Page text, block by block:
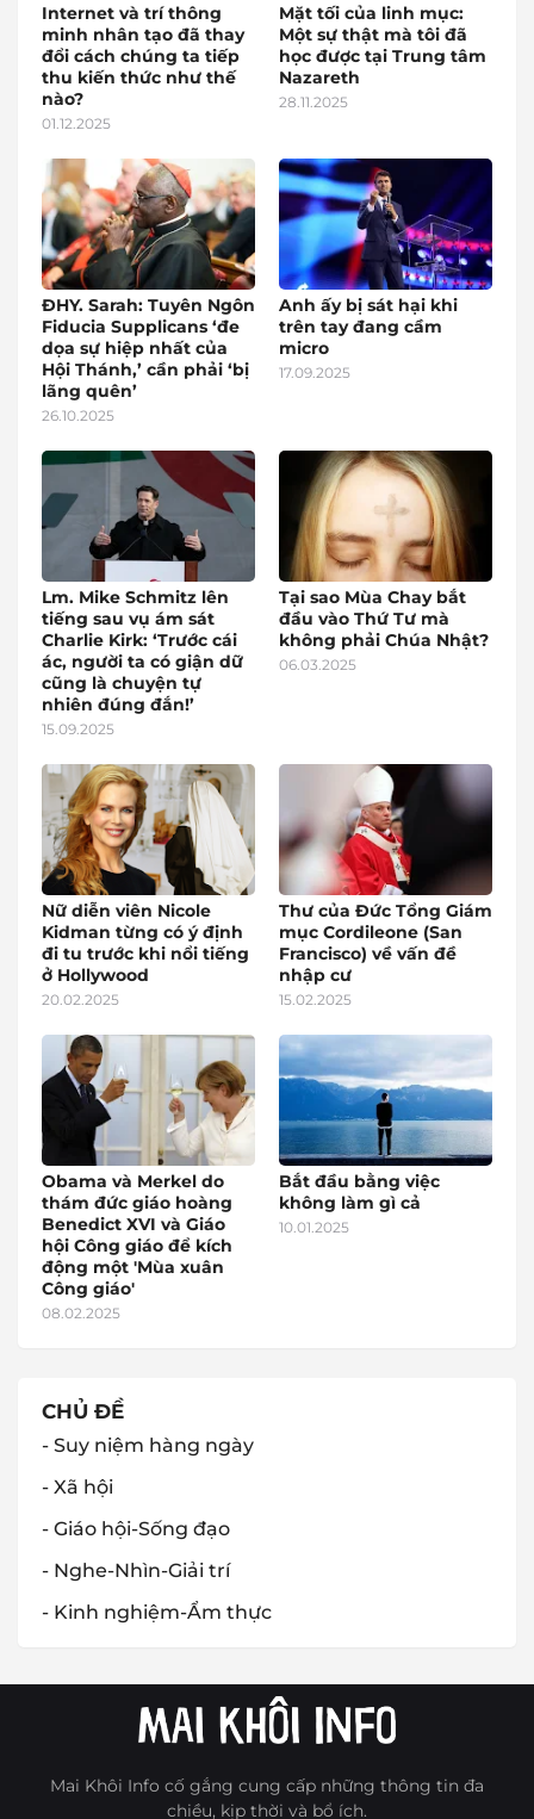
Internet và trí thông
minh nhân tạo đã thay
đổi cách chúng ta tiếp
thu kiến thức như thế
nào?
01.12.2025
Mặt tối của linh mục:
Một sự thật mà tôi đã
học được tại Trung tâm
Nazareth
28.11.2025
ĐHY. Sarah: Tuyên Ngôn
Fiducia Supplicans ‘đe
dọa sự hiệp nhất của
Hội Thánh,’ cần phải ‘bị
lãng quên’
26.10.2025
Anh ấy bị sát hại khi
trên tay đang cầm
micro
17.09.2025
Lm. Mike Schmitz lên
tiếng sau vụ ám sát
Charlie Kirk: ‘Trước cái
ác, người ta có giận dữ
cũng là chuyện tự
nhiên đúng đắn!’
15.09.2025
Tại sao Mùa Chay bắt
đầu vào Thứ Tư mà
không phải Chúa Nhật?
06.03.2025
Nữ diễn viên Nicole
Kidman từng có ý định
đi tu trước khi nổi tiếng
ở Hollywood
20.02.2025
Thư của Đức Tổng Giám
mục Cordileone (San
Francisco) về vấn đề
nhập cư
15.02.2025
Obama và Merkel do
thám đức giáo hoàng
Benedict XVI và Giáo
hội Công giáo để kích
động một 'Mùa xuân
Công giáo'
08.02.2025
Bắt đầu bằng việc
không làm gì cả
10.01.2025
CHỦ ĐỀ
- Suy niệm hàng ngày
- Xã hội
- Giáo hội-Sống đạo
- Nghe-Nhìn-Giải trí
- Kinh nghiệm-Ẩm thực
Mai Khôi Info cố gắng cung cấp những thông tin đa
chiều, kịp thời và bổ ích.